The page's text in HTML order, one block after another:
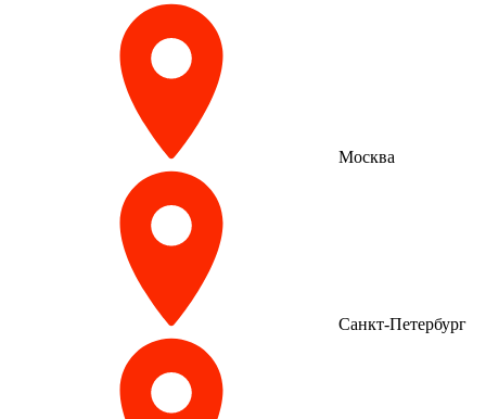
Москва
Санкт-Петербург